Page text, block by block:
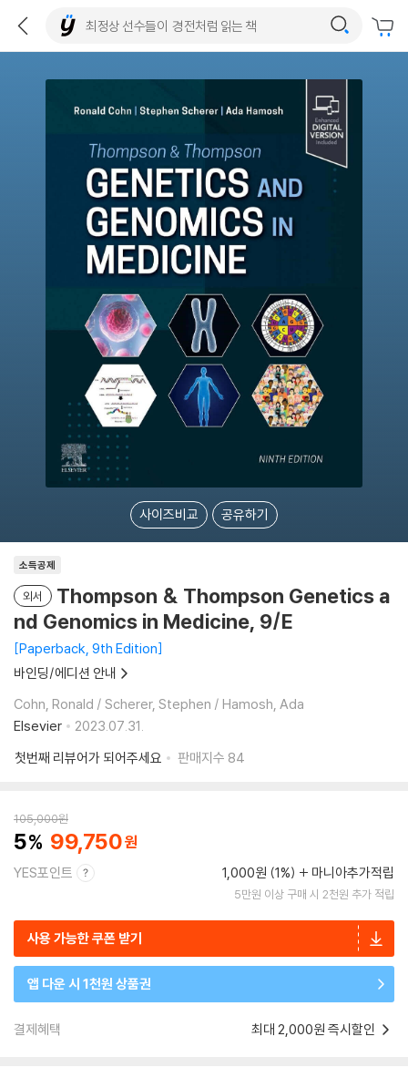
사이즈비교 공유하기
소득공제
외서
Thompson & Thompson Genetics a
nd Genomics in Medicine, 9/E
Paperback, 9th Edition
바인딩/에디션 안내
Cohn, Ronald / Scherer, Stephen / Hamosh, Ada
Elsevier
2023.07.31.
첫번째 리뷰어가 되어주세요
판매지수 84
105,000원
5 99,750
YES포인트 1,000원 (1%) 마니아추가적립
5만원 이상 구매 시 2천원 추가 적립
사용 가능한 쿠폰 받기
앱 다운 시 1천원 상품권
결제혜택 최대 2,000원 즉시할인